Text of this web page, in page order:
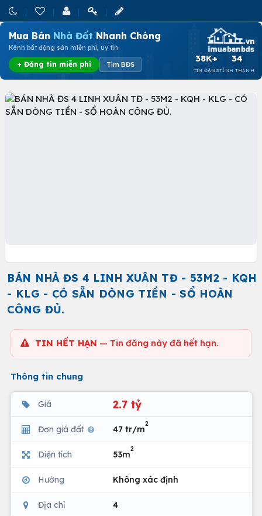
Mua Bán Nhà Đất Nhanh Chóng
Kênh bất động sản miễn phí, uy tín
+ Đăng tin miễn phí Tìm BĐS
38K+
TIN ĐĂNG
34
TỈNH THÀNH
BÁN NHÀ ĐS 4 LINH XUÂN TĐ - 53M2 - KQH
- KLG - CÓ SẴN DÒNG TIỀN - SỔ HOÀN
CÔNG ĐỦ.
TIN HẾT HẠN — Tin đăng này đã hết hạn.
Thông tin chung
Giá 2.7 tỷ
Đơn giá đất 47 tr/m
2
Diện tích 53m
2
Hướng Không xác định
Địa chỉ 4